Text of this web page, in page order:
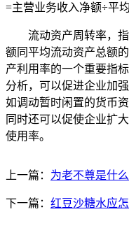
=主营业务收入净额÷平
流动资产周转率，指
额同平均流动资产总额
产利用率的一个重要指
分析，可以促进企业加
如调动暂时闲置的货币
同时还可以促使企业扩
使用率。
上一篇： 为老不尊是什
下一篇： 红豆沙糖水应